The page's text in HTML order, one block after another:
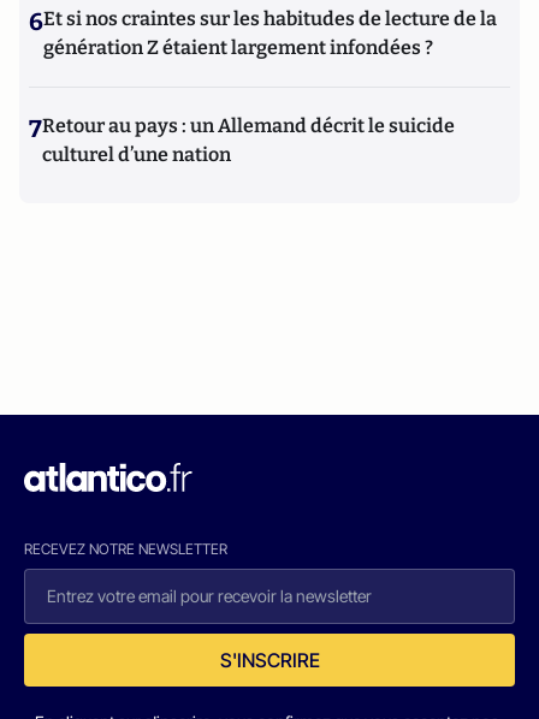
6Et si nos craintes sur les habitudes de lecture de la
génération Z étaient largement infondées ?
7Retour au pays : un Allemand décrit le suicide
culturel d’une nation
RECEVEZ NOTRE NEWSLETTER
S'INSCRIRE